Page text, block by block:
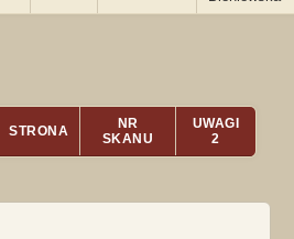
STRONA
NR
SKANU
UWAGI
2